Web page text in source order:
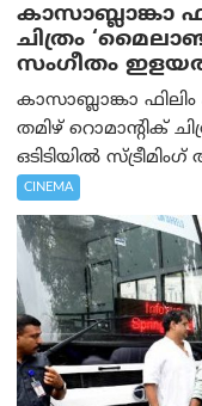
കാസാബ്ലാങ്കാ
ചിത്രം
സംഗീതം
കാസാബ്ലാങ്കാ
തമിഴ് റൊമാന്റിക്
ഒടിടിയിൽ
CINEMA